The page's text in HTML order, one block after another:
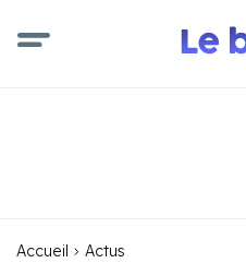
Accueil Actus